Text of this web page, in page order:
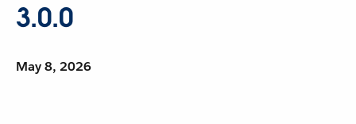
3.0.0
May 8, 2026